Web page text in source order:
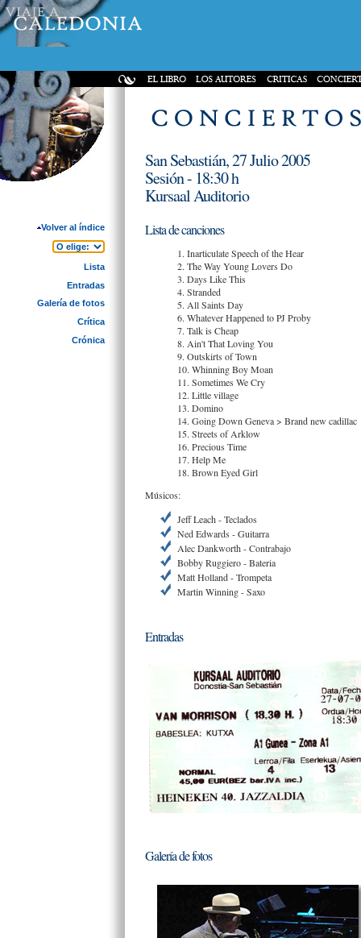
Volver al índice
Lista
Entradas
Galería de fotos
Crítica
Crónica
San Sebastián, 27 Julio 2005
Sesión - 18:30 h
Kursaal Auditorio
Lista de canciones
1. Inarticulate Speech of the Hear
2. The Way Young Lovers Do
3. Days Like This
4. Stranded
5. All Saints Day
6. Whatever Happened to PJ Proby
7. Talk is Cheap
8. Ain't That Loving You
9. Outskirts of Town
10. Whinning Boy Moan
11. Sometimes We Cry
12. Little village
13. Domino
14. Going Down Geneva > Brand new cadillac
15. Streets of Arklow
16. Precious Time
17. Help Me
18. Brown Eyed Girl
Músicos:
Jeff Leach - Teclados
Ned Edwards - Guitarra
Alec Dankworth - Contrabajo
Bobby Ruggiero - Bateria
Matt Holland - Trompeta
Martin Winning - Saxo
Entradas
Galería de fotos